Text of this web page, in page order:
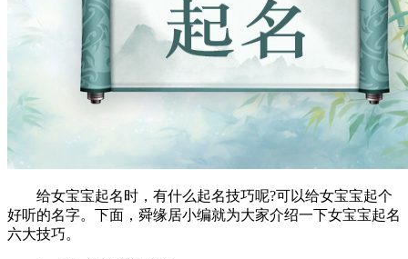
给女宝宝起名时，有什么起名技巧呢?可以给女宝宝起个
好听的名字。下面，舜缘居小编就为大家介绍一下女宝宝起名
六大技巧。